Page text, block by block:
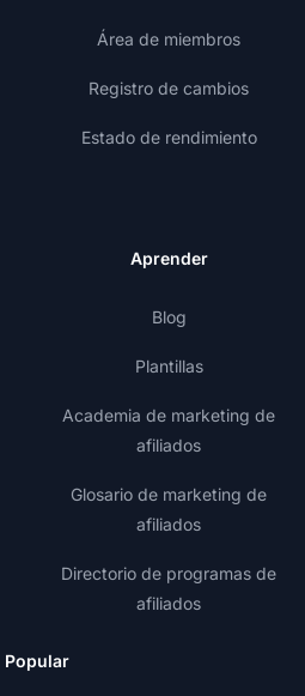
Área de miembros
Registro de cambios
Estado de rendimiento
Aprender
Blog
Plantillas
Academia de marketing de
afiliados
Glosario de marketing de
afiliados
Directorio de programas de
afiliados
Popular